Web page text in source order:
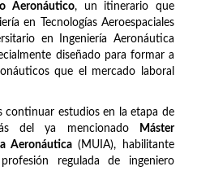
Aeronáutico, un itinerario que
en Tecnologías Aeroespaciales
en Ingeniería Aeronáutica
diseñado para formar a
que el mercado laboral
continuar estudios en la etapa de
del ya mencionado
Máster
Aeronáutica(MUIA), habilitante
regulada de ingeniero